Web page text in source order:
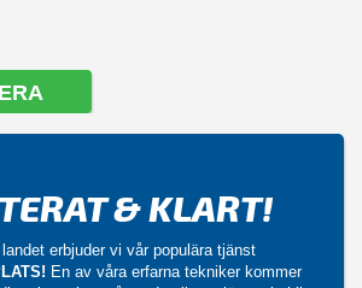
& KLART!
erbjuder vi vår populära tjänst
En av våra erfarna tekniker kommer